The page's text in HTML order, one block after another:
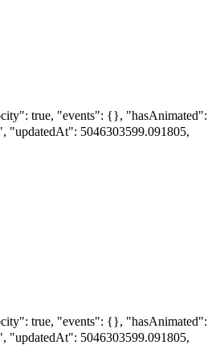
true, "events": {}, "hasAnimated":
"updatedAt": 5046303599.091805,
true, "events": {}, "hasAnimated":
"updatedAt": 5046303599.091805,